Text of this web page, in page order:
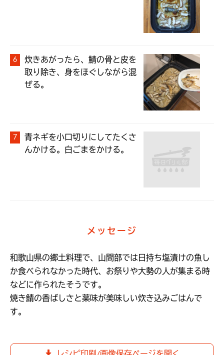
炊きあがったら、鯖の骨と皮を
取り除き、身をほぐしながら混
ぜる。
青ネギを小口切りにしてたくさ
んかける。白ごまをかける。
メッセージ
和歌山県の郷土料理で、山間部では日持ち塩漬けの魚し
か食べられなかった時代、お祭りや大勢の人が集まる時
などに作られたそうです。
焼き鯖の香ばしさと薬味が美味しい炊き込みごはんで
す。